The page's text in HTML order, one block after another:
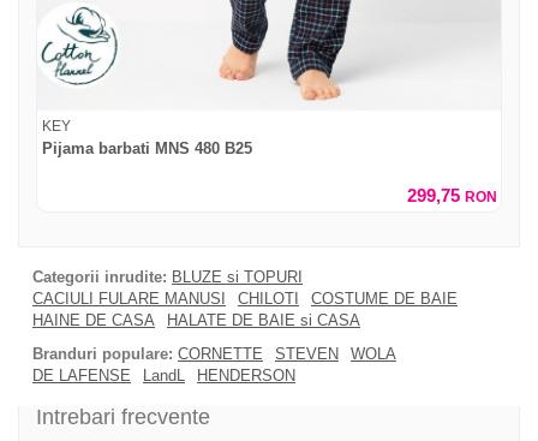
KEY
Pijama barbati MNS 480 B25
299,75 RON
Categorii inrudite: BLUZE si TOPURI
CACIULI FULARE MANUSI
CHILOTI
COSTUME DE BAIE
HAINE DE CASA
HALATE DE BAIE si CASA
Branduri populare: CORNETTE STEVEN
WOLA
DE LAFENSE
LandL HENDERSON
Intrebari frecvente